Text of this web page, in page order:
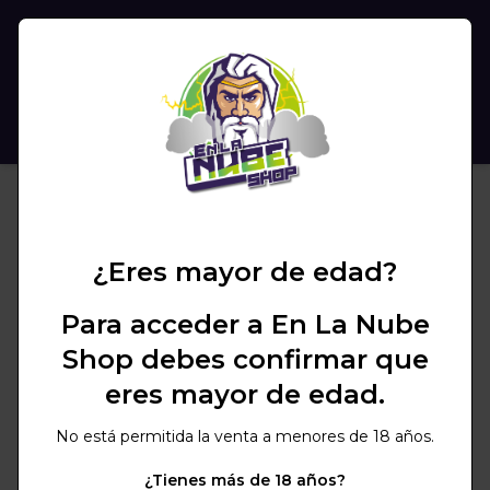
No se encuentran
¿Eres mayor de edad?
Para acceder a En La Nube
Shop debes confirmar que
eres mayor de edad.
No está permitida la venta a menores de 18 años.
¿Tienes más de 18 años?